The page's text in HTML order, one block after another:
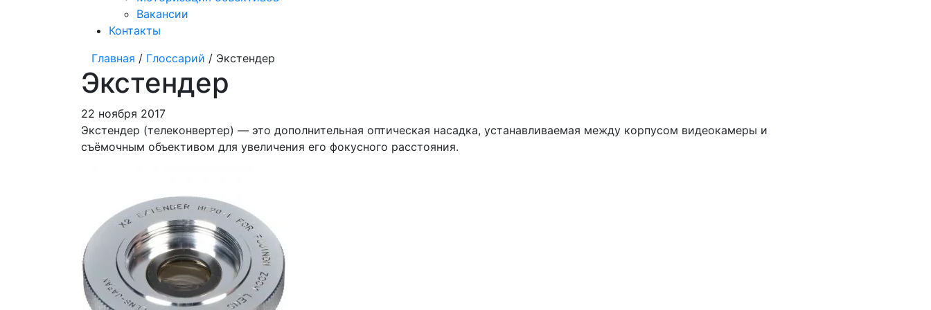
Вакансии
Контакты
Главная / Глоссарий / Экстендер
Экстендер
22 ноября 2017
Экстендер (телеконвертер) — это дополнительная оптическая насадка, устанавливаемая между корпусом видеокамеры и
съёмочным объективом для увеличения его фокусного расстояния.